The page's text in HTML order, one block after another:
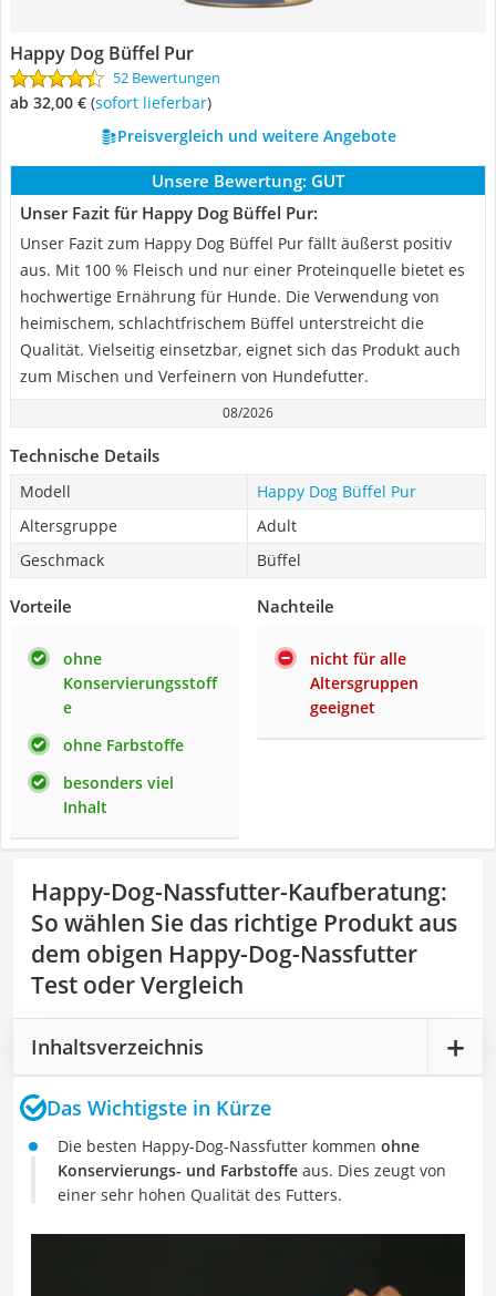
Happy Dog Büffel Pur
52 Bewertungen
ab 32,00 € ( Sofort lieferbar)
Preisvergleich und weitere Angebote
Unsere Bewertung: GUT
Unser Fazit für Happy Dog Büffel Pur:
Unser Fazit zum Happy Dog Büffel Pur fällt äußerst positiv
aus. Mit 100 % Fleisch und nur einer Proteinquelle bietet es
hochwertige Ernährung für Hunde. Die Verwendung von
heimischem, schlachtfrischem Büffel unterstreicht die
Qualität. Vielseitig einsetzbar, eignet sich das Produkt auch
zum Mischen und Verfeinern von Hundefutter.
08/2026
Technische Details
Modell
Happy Dog Büffel Pur
Altersgruppe
Adult
Geschmack
Büffel
Vorteile
ohne
Konservierungsstoff
e
ohne Farbstoffe
besonders viel
Inhalt
Nachteile
nicht für alle
Altersgruppen
geeignet
Happy-Dog-Nassfutter-Kaufberatung:
So wählen Sie das richtige Produkt aus
dem obigen Happy-Dog-Nassfutter
Test oder Vergleich
Inhaltsverzeichnis
Das Wichtigste in Kürze
Die besten Happy-Dog-Nassfutter kommen ohne
Konservierungs- und Farbstoffe aus. Dies zeugt von
einer sehr hohen Qualität des Futters.